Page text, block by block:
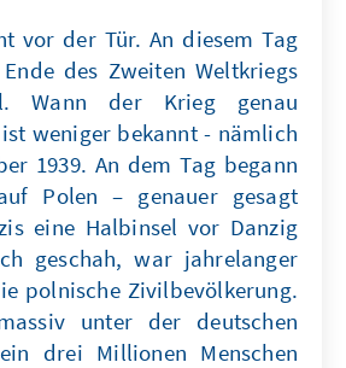
vor der Tür. An diesem Tag
des Zweiten Weltkriegs
Wann der Krieg genau
weniger bekannt - nämlich
1939. An dem Tag begann
Polen – genauer gesagt
eine Halbinsel vor Danzig
geschah, war jahrelanger
polnische Zivilbevölkerung.
unter der deutschen
drei Millionen Menschen